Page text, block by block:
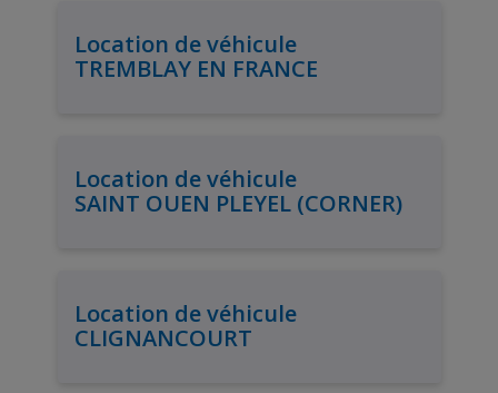
Location de véhicule
TREMBLAY EN FRANCE
Location de véhicule
SAINT OUEN PLEYEL (CORNER)
Location de véhicule
CLIGNANCOURT